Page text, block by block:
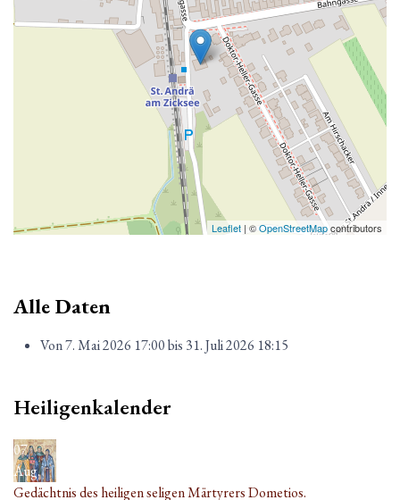
Leaflet | ©OpenStreetMapcontributors
Alle Daten
Von7. Mai 2026 17:00bis 31. Juli 2026 18:15
Heiligenkalender
07
Aug.
Gedächtnis des heiligen seligen Märtyrers Dometios.